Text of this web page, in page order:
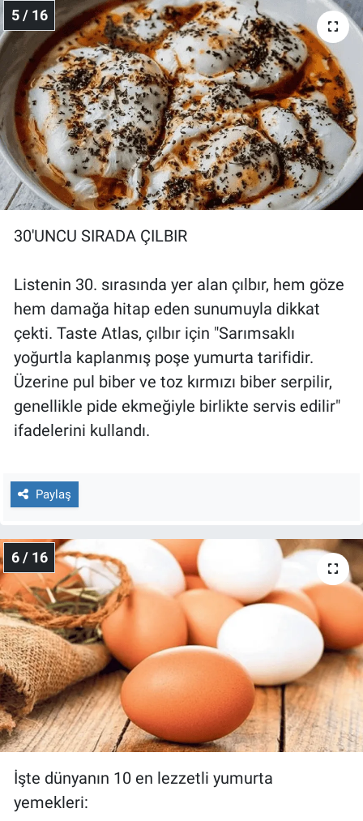
5 / 16
30'UNCU SIRADA ÇILBIR
Listenin 30. sırasında yer alan çılbır, hem göze
hem damağa hitap eden sunumuyla dikkat
çekti. Taste Atlas, çılbır için "Sarımsaklı
yoğurtla kaplanmış poşe yumurta tarifidir.
Üzerine pul biber ve toz kırmızı biber serpilir,
genellikle pide ekmeğiyle birlikte servis edilir"
ifadelerini kullandı.
Paylaş
6 / 16
İşte dünyanın 10 en lezzetli yumurta
yemekleri: